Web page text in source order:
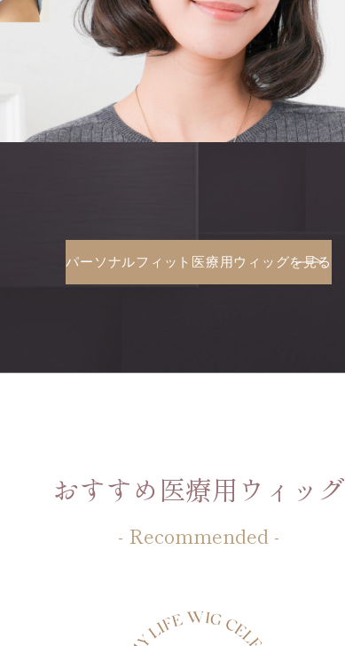
パーソナルフィット医療用ウィッグを見る
おすすめ医療用ウィッグ
- Recommended -